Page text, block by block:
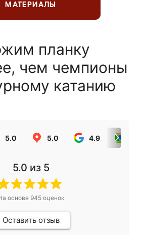
МАТЕРИАЛЫ
планку
чем чемпионы
катанию
5.0 5.0 4.9
5.0 из 5
основе 945оценок
Оставить отзыв